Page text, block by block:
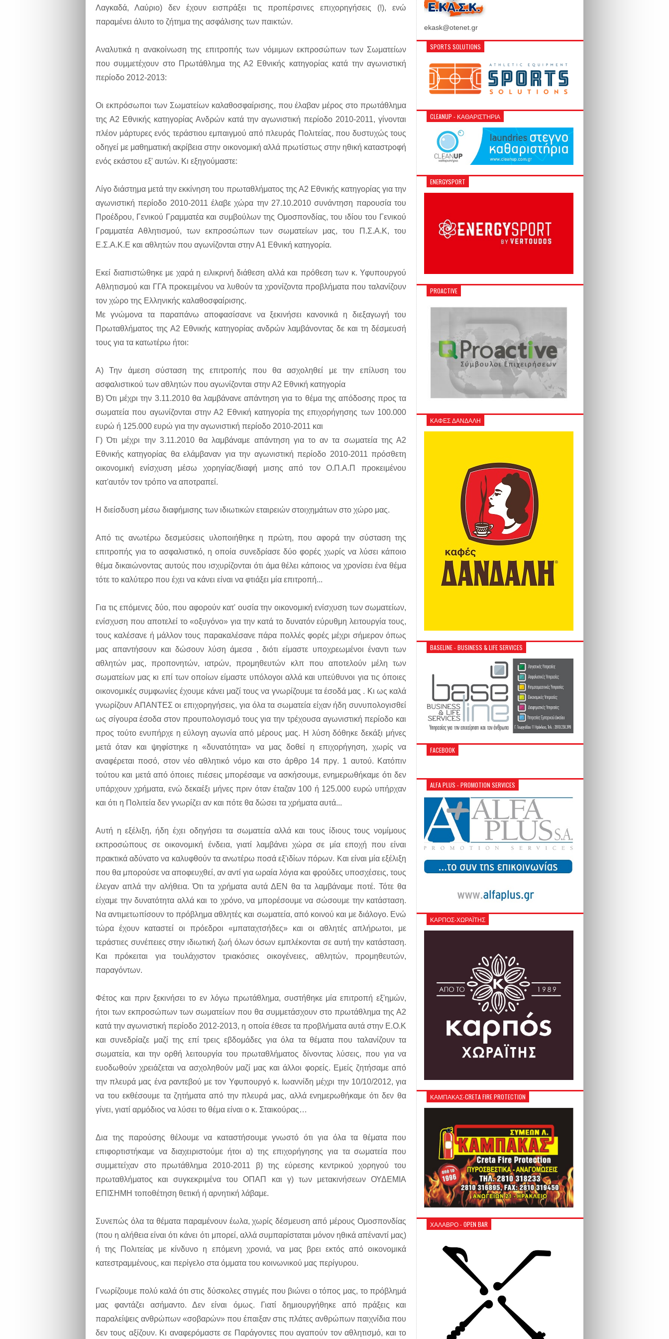
Λαγκαδά, Λαύριο) δεν έχουν εισπράξει τις προπέρσινες επιχορηγήσεις (!), ενώ
παραμένει άλυτο το ζήτημα της ασφάλισης των παικτών.
Αναλυτικά η ανακοίνωση της επιτροπής των νόμιμων εκπροσώπων των Σωματείων
που συμμετέχουν στο Πρωτάθλημα της Α2 Εθνικής κατηγορίας κατά την αγωνιστική
περίοδο 2012-2013:
Οι εκπρόσωποι των Σωματείων καλαθοσφαίρισης, που έλαβαν μέρος στο πρωτάθλημα
της Α2 Εθνικής κατηγορίας Ανδρών κατά την αγωνιστική περίοδο 2010-2011, γίνονται
πλέον μάρτυρες ενός τεράστιου εμπαιγμού από πλευράς Πολιτείας, που δυστυχώς τους
οδηγεί με μαθηματική ακρίβεια στην οικονομική αλλά πρωτίστως στην ηθική καταστροφή
ενός εκάστου εξ' αυτών. Κι εξηγούμαστε:
Λίγο διάστημα μετά την εκκίνηση του πρωταθλήματος της Α2 Εθνικής κατηγορίας για την
αγωνιστική περίοδο 2010-2011 έλαβε χώρα την 27.10.2010 συνάντηση παρουσία του
Προέδρου, Γενικού Γραμματέα και συμβούλων της Ομοσπονδίας, του ιδίου του Γενικού
Γραμματέα Αθλητισμού, των εκπροσώπων των σωματείων μας, του Π.Σ.Α.Κ, του
Ε.Σ.Α.Κ.Ε και αθλητών που αγωνίζονται στην Α1 Εθνική κατηγορία.
Εκεί διαπιστώθηκε με χαρά η ειλικρινή διάθεση αλλά και πρόθεση των κ. Υφυπουργού
Αθλητισμού και ΓΓΑ προκειμένου να λυθούν τα χρονίζοντα προβλήματα που ταλανίζουν
τον χώρο της Ελληνικής καλαθοσφαίρισης.
Με γνώμονα τα παραπάνω αποφασίσανε να ξεκινήσει κανονικά η διεξαγωγή του
Πρωταθλήματος της Α2 Εθνικής κατηγορίας ανδρών λαμβάνοντας δε και τη δέσμευσή
τους για τα κατωτέρω ήτοι:
Α) Την άμεση σύσταση της επιτροπής που θα ασχοληθεί με την επίλυση του
ασφαλιστικού των αθλητών που αγωνίζονται στην Α2 Εθνική κατηγορία
Β) Ότι μέχρι την 3.11.2010 θα λαμβάνανε απάντηση για το θέμα της απόδοσης προς τα
σωματεία που αγωνίζονται στην Α2 Εθνική κατηγορία της επιχορήγησης των 100.000
ευρώ ή 125.000 ευρώ για την αγωνιστική περίοδο 2010-2011 και
Γ) Ότι μέχρι την 3.11.2010 θα λαμβάναμε απάντηση για το αν τα σωματεία της Α2
Εθνικής κατηγορίας θα ελάμβαναν για την αγωνιστική περίοδο 2010-2011 πρόσθετη
οικονομική ενίσχυση μέσω χορηγίας/διαφή μισης από τον Ο.Π.Α.Π προκειμένου
κατ'αυτόν τον τρόπο να αποτραπεί.
Η διείσδυση μέσω διαφήμισης των ιδιωτικών εταιρειών στοιχημάτων στο χώρο μας.
Από τις ανωτέρω δεσμεύσεις υλοποιήθηκε η πρώτη, που αφορά την σύσταση της
επιτροπής για το ασφαλιστικό, η οποία συνεδρίασε δύο φορές χωρίς να λύσει κάποιο
θέμα δικαιώνοντας αυτούς που ισχυρίζονται ότι άμα θέλει κάποιος να χρονίσει ένα θέμα
τότε το καλύτερο που έχει να κάνει είναι να φτιάξει μία επιτροπή...
Για τις επόμενες δύο, που αφορούν κατ' ουσία την οικονομική ενίσχυση των σωματείων,
ενίσχυση που αποτελεί το «οξυγόνο» για την κατά το δυνατόν εύρυθμη λειτουργία τους,
τους καλέσανε ή μάλλον τους παρακαλέσανε πάρα πολλές φορές μέχρι σήμερον όπως
μας απαντήσουν και δώσουν λύση άμεσα , διότι είμαστε υποχρεωμένοι έναντι των
αθλητών μας, προπονητών, ιατρών, προμηθευτών κλπ που αποτελούν μέλη των
σωματείων μας κι επί των οποίων είμαστε υπόλογοι αλλά και υπεύθυνοι για τις όποιες
οικονομικές συμφωνίες έχουμε κάνει μαζί τους να γνωρίζουμε τα έσοδά μας . Κι ως καλά
γνωρίζουν ΑΠΑΝΤΕΣ οι επιχορηγήσεις, για όλα τα σωματεία είχαν ήδη συνυπολογισθεί
ως σίγουρα έσοδα στον προυπολογισμό τους για την τρέχουσα αγωνιστική περίοδο και
προς τούτο ενυπήρχε η εύλογη αγωνία από μέρους μας. Η λύση δόθηκε δεκάξι μήνες
μετά όταν και ψηφίστηκε η «δυνατότητα» να μας δοθεί η επιχορήγηση, χωρίς να
αναφέρεται ποσό, στον νέο αθλητικό νόμο και στο άρθρο 14 πργ. 1 αυτού. Κατόπιν
τούτου και μετά από όποιες πιέσεις μπορέσαμε να ασκήσουμε, ενημερωθήκαμε ότι δεν
υπάρχουν χρήματα, ενώ δεκαέξι μήνες πριν όταν έταζαν 100 ή 125.000 ευρώ υπήρχαν
και ότι η Πολιτεία δεν γνωρίζει αν και πότε θα δώσει τα χρήματα αυτά...
Αυτή η εξέλιξη, ήδη έχει οδηγήσει τα σωματεία αλλά και τους ίδιους τους νομίμους
εκπροσώπους σε οικονομική ένδεια, γιατί λαμβάνει χώρα σε μία εποχή που είναι
πρακτικά αδύνατο να καλυφθούν τα ανωτέρω ποσά εξ'ιδίων πόρων. Και είναι μία εξέλιξη
που θα μπορούσε να αποφευχθεί, αν αντί για ωραία λόγια και φρούδες υποσχέσεις, τους
έλεγαν απλά την αλήθεια. Ότι τα χρήματα αυτά ΔΕΝ θα τα λαμβάναμε ποτέ. Τότε θα
είχαμε την δυνατότητα αλλά και το χρόνο, να μπορέσουμε να σώσουμε την κατάσταση.
Να αντιμετωπίσουν το πρόβλημα αθλητές και σωματεία, από κοινού και με διάλογο. Ενώ
τώρα έχουν καταστεί οι πρόεδροι «μπαταχτσήδες» και οι αθλητές απλήρωτοι, με
τεράστιες συνέπειες στην ιδιωτική ζωή όλων όσων εμπλέκονται σε αυτή την κατάσταση.
Και πρόκειται για τουλάχιστον τριακόσιες οικογένειες, αθλητών, προμηθευτών,
παραγόντων.
Φέτος και πριν ξεκινήσει το εν λόγω πρωτάθλημα, συστήθηκε μία επιτροπή εξ'ημών,
ήτοι των εκπροσώπων των σωματείων που θα συμμετάσχουν στο πρωτάθλημα της Α2
κατά την αγωνιστική περίοδο 2012-2013, η οποία έθεσε τα προβλήματα αυτά στην Ε.Ο.Κ
και συνεδρίαζε μαζί της επί τρεις εβδομάδες για όλα τα θέματα που ταλανίζουν τα
σωματεία, και την ορθή λειτουργία του πρωταθλήματος δίνοντας λύσεις, που για να
ευοδωθούν χρειάζεται να ασχοληθούν μαζί μας και άλλοι φορείς. Εμείς ζητήσαμε από
την πλευρά μας ένα ραντεβού με τον Υφυπουργό κ. Ιωαννίδη μέχρι την 10/10/2012, για
να του εκθέσουμε τα ζητήματα από την πλευρά μας, αλλά ενημερωθήκαμε ότι δεν θα
γίνει, γιατί αρμόδιος να λύσει το θέμα είναι ο κ. Σταικούρας…
Δια της παρούσης θέλουμε να καταστήσουμε γνωστό ότι για όλα τα θέματα που
επιφορτιστήκαμε να διαχειριστούμε ήτοι α) της επιχορήγησης για τα σωματεία που
συμμετείχαν στο πρωτάθλημα 2010-2011 β) της εύρεσης κεντρικού χορηγού του
πρωταθλήματος και συγκεκριμένα του ΟΠΑΠ και γ) των μετακινήσεων ΟΥΔΕΜΙΑ
ΕΠΙΣΗΜΗ τοποθέτηση θετική ή αρνητική λάβαμε.
Συνεπώς όλα τα θέματα παραμένουν έωλα, χωρίς δέσμευση από μέρους Ομοσπονδίας
(που η αλήθεια είναι ότι κάνει ότι μπορεί, αλλά συμπαρίσταται μόνον ηθικά απέναντί μας)
ή της Πολιτείας με κίνδυνο η επόμενη χρονιά, να μας βρει εκτός από οικονομικά
κατεστραμμένους, και περίγελο στα όμματα του κοινωνικού μας περίγυρου.
Γνωρίζουμε πολύ καλά ότι στις δύσκολες στιγμές που βιώνει ο τόπος μας, το πρόβλημά
μας φαντάζει ασήμαντο. Δεν είναι όμως. Γιατί δημιουργήθηκε από πράξεις και
παραλείψεις ανθρώπων «σοβαρών» που έπαιξαν στις πλάτες ανθρώπων παιχνίδια που
δεν τους αξίζουν. Κι αναφερόμαστε σε Παράγοντες που αγαπούν τον αθλητισμό, και το
ekask@otenet.gr
SPORTS SOLUTIONS
CLEANUP - ΚΑΘΑΡΙΣΤΉΡΙΑ
ENERGYSPORT
PROACTIVE
ΚΑΦΕΣ ΔΑΝΔΑΛΗ
BASELINE - BUSINESS & LIFE SERVICES
FACEBOOK
ALFA PLUS - PROMOTION SERVICES
ΚΑΡΠΟΣ-ΧΩΡΑΪΤΗΣ
ΚΑΜΠΑΚΑΣ-CRETA FIRE PROTECTION
ΧΑΛΑΒΡΟ - OPEN BAR